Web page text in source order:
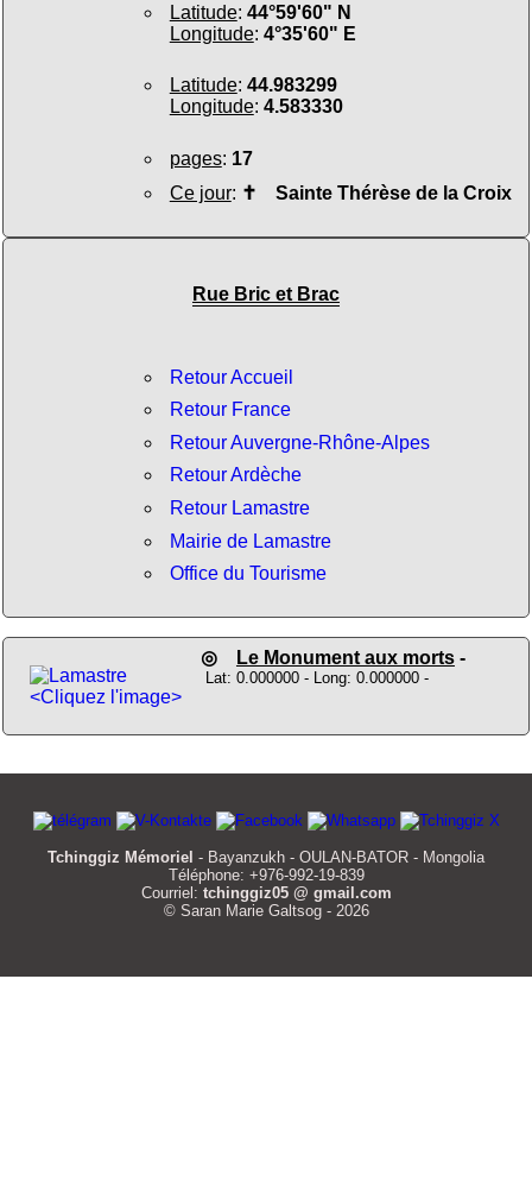
Latitude: 44°59'60" N
Longitude: 4°35'60" E
Latitude: 44.983299
Longitude: 4.583330
pages: 17
Ce jour: ✝ Sainte Thérèse de la Croix
Rue Bric et Brac
Retour Accueil
Retour France
Retour Auvergne-Rhône-Alpes
Retour Ardèche
Retour Lamastre
Mairie de Lamastre
Office du Tourisme
<Cliquez l'image>
◎ Le Monument aux morts-
Lat: 0.000000 - Long: 0.000000 -
Tchinggiz Mémoriel - Bayanzukh - OULAN-BATOR - Mongolia
Téléphone: +976-992-19-839
Courriel: tchinggiz05 @ gmail.com
© Saran Marie Galtsog - 2026